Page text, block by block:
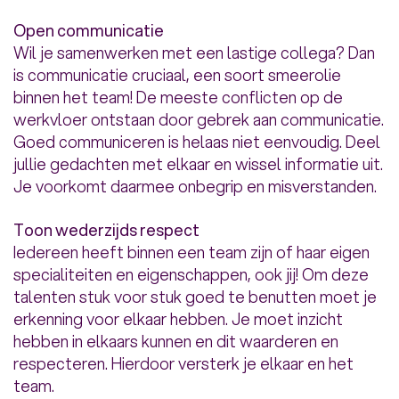
Open communicatie
Wil je samenwerken met een lastige collega? Dan
is communicatie cruciaal, een soort smeerolie
binnen het team! De meeste conflicten op de
werkvloer ontstaan door gebrek aan communicatie.
Goed communiceren is helaas niet eenvoudig. Deel
jullie gedachten met elkaar en wissel informatie uit.
Je voorkomt daarmee onbegrip en misverstanden.
Toon wederzijds respect
Iedereen heeft binnen een team zijn of haar eigen
specialiteiten en eigenschappen, ook jij! Om deze
talenten stuk voor stuk goed te benutten moet je
erkenning voor elkaar hebben. Je moet inzicht
hebben in elkaars kunnen en dit waarderen en
respecteren. Hierdoor versterk je elkaar en het
team.